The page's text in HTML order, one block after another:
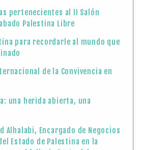
pertenecientes al II Salón
Palestina Libre
para recordarle al mundo que
de la Convivencia en
una herida abierta, una
Alhalabi, Encargado de Negocios
Estado de Palestina en la